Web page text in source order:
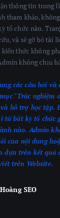
thông tin trong
tham khảo,
tổ chức nào.
và sẽ gỡ bỏ tài
thức không
không chịu
các câu hỏi
"Trắc nghiệm
hỗ trợ học tập.
từ bất kỳ tổ chức
nào. Admin
của nội dung
dựa trên kết quả
trên Website.
SEO